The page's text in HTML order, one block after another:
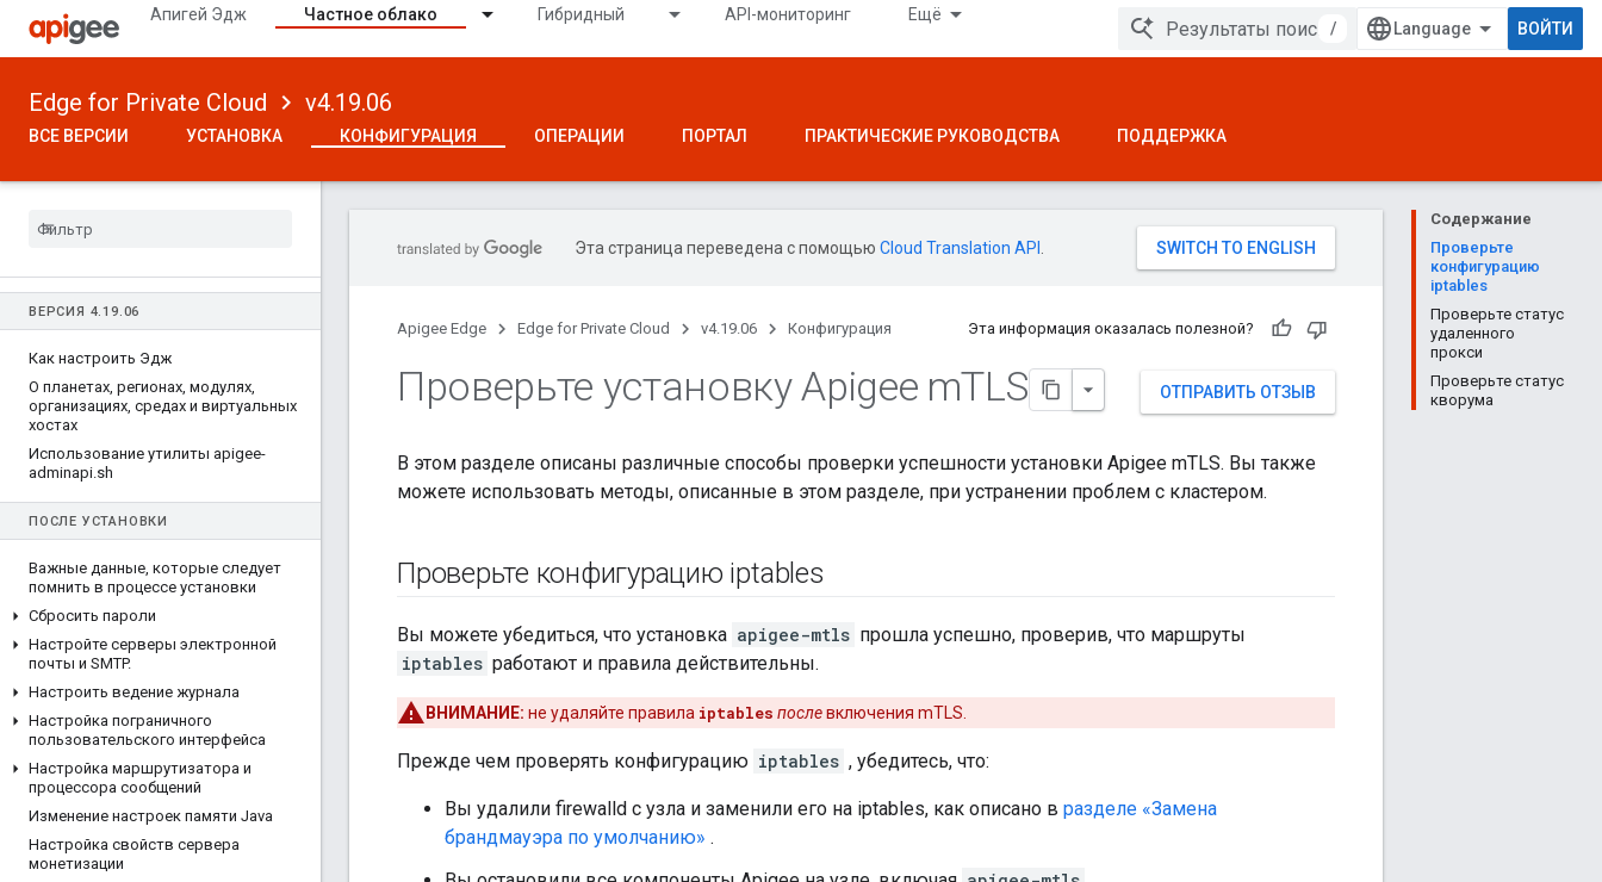
Апигей Эдж Частное облако Гибридный API-мониторинг Ещё
/ ВОЙТИ
Edge for Private Cloud v4.19.06
ВСЕ ВЕРСИИ УСТАНОВКА КОНФИГУРАЦИЯ ОПЕРАЦИИ ПОРТАЛ ПРАКТИЧЕСКИЕ РУКОВОДСТВА ПОДДЕРЖКА
ВЕРСИЯ 4.19.06
Как настроить Эдж
О планетах, регионах, модулях,
организациях, средах и виртуальных
хостах
Использование утилиты apigee-
adminapi.sh
ПОСЛЕ УСТАНОВКИ
Важные данные, которые следует
помнить в процессе установки
Сбросить пароли
Настройте серверы электронной
почты и SMTP.
Настроить ведение журнала
Настройка пограничного
пользовательского интерфейса
Настройка маршрутизатора и
процессора сообщений
Изменение настроек памяти Java
Настройка свойств сервера
монетизации
Содержание
Проверьте
конфигурацию
iptables
Проверьте статус
удаленного
прокси
Проверьте статус
кворума
Эта страница переведена с помощью Cloud Translation API
Apigee Edge Edge for Private Cloud v4.19.06 Конфигурация Эта информация оказалась полезной?
ОТПРАВИТЬ ОТЗЫВ
Проверьте установку Apigee mTLS
В этом разделе описаны различные способы проверки успешности установки Apigee mTLS. Вы также
можете использовать методы, описанные в этом разделе, при устранении проблем с кластером.
Проверьте конфигурацию iptables
Вы можете убедиться, что установка apigee-mtls прошла успешно, проверив, что маршруты
iptables работают и правила действительны.
ВНИМАНИЕ: не удаляйте правила iptables послевключения mTLS.
Прежде чем проверять конфигурацию iptables , убедитесь, что:
Вы удалили firewalld с узла и заменили его на iptables, как описано в разделе «Замена
брандмауэра по умолчанию» .